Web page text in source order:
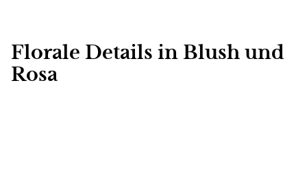
Florale Details in Blush und
Rosa